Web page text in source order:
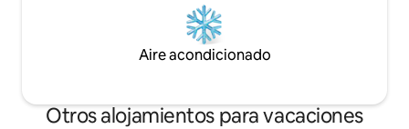
Aire acondicionado
Otros alojamientos para vacaciones